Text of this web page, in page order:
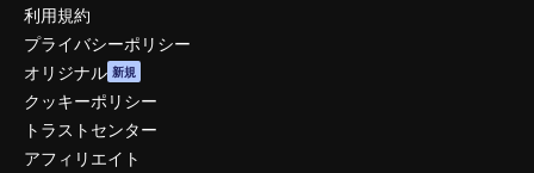
利用規約
プライバシーポリシー
オリジナル 新規
クッキーポリシー
トラストセンター
アフィリエイト